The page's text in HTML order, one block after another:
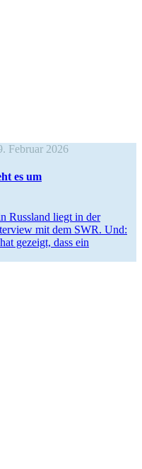
Februar 2026
es um
Russland liegt in der
mit dem SWR. Und:
gezeigt, dass ein